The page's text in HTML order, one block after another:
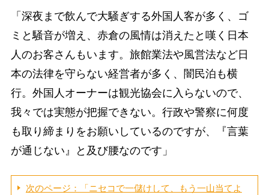
「深夜まで飲んで大騒ぎする外国人客が多く、ゴ
ミと騒音が増え、赤倉の風情は消えたと嘆く日本
人のお客さんもいます。旅館業法や風営法など日
本の法律を守らない経営者が多く、闇民泊も横
行。外国人オーナーは観光協会に入らないので、
我々では実態が把握できない。行政や警察に何度
も取り締まりをお願いしているのですが、『言葉
が通じない』と及び腰なのです」
次のページ：「ニセコで一儲けして、もう一山当てよ